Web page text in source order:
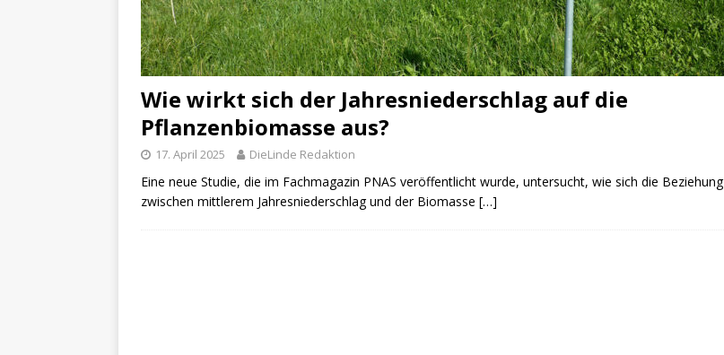
Wie wirkt sich der Jahresniederschlag auf die
Pflanzenbiomasse aus?
17. April 2025 DieLinde Redaktion
Eine neue Studie, die im Fachmagazin PNAS veröffentlicht wurde, untersucht, wie sich die Beziehung
zwischen mittlerem Jahresniederschlag und der Biomasse […]